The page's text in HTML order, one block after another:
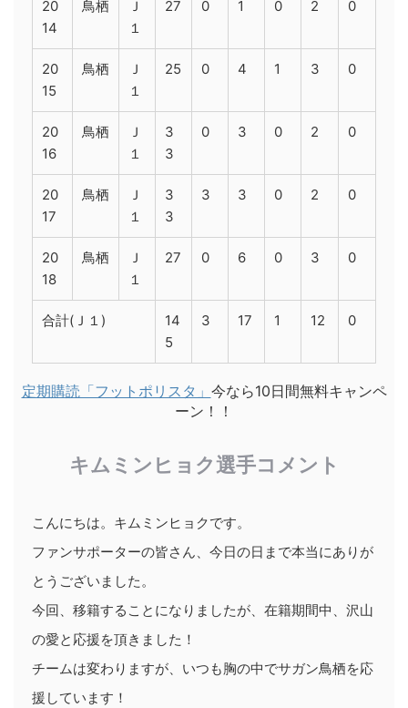
20
14
鳥栖
Ｊ
１
27 0 1 0 2 0
20
15
鳥栖
Ｊ
１
25 0 4 1 3 0
20
16
鳥栖
Ｊ
１
3
3
0 3 0 2 0
20
17
鳥栖
Ｊ
１
3
3
3 3 0 2 0
20
18
鳥栖
Ｊ
１
27 0 6 0 3 0
合計(Ｊ１)
14
5
3 17 1 12 0
定期購読「フットポリスタ」 今なら10日間無料キャンペ
ーン！！
キムミンヒョク選手コメント
こんにちは。キムミンヒョクです。
ファンサポーターの皆さん、今日の日まで本当にありが
とうございました。
今回、移籍することになりましたが、在籍期間中、沢山
の愛と応援を頂きました！
チームは変わりますが、いつも胸の中でサガン鳥栖を応
援しています！